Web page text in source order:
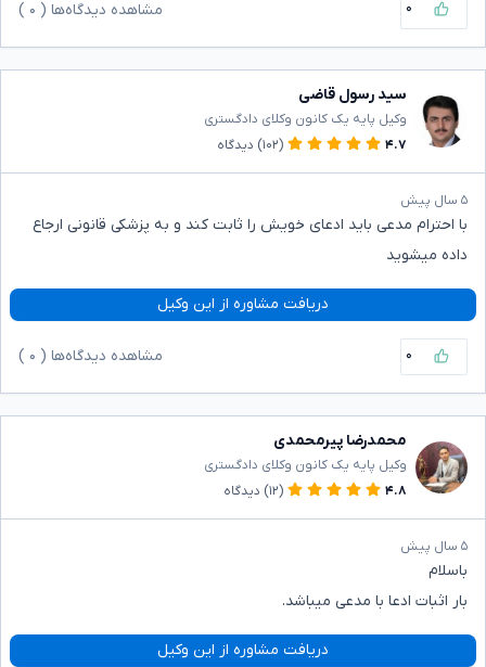
۰ مشاهده دیدگاه‌ها ( ۰
سید رسول قاضی
وکیل پایه یک کانون وکلای دادگستری
۴.۷
(۱۰۲) دیدگاه
۵ سال پیش
با احترام مدعی باید ادعای خویش را ثابت کند و به پزشکی قانونی ارجاع
داده میشوید
دریافت مشاوره از این وکیل
۰ مشاهده دیدگاه‌ها ( ۰
محمدرضا پیرمحمدی
وکیل پایه یک کانون وکلای دادگستری
۴.۸
(۱۲) دیدگاه
۵ سال پیش
باسلام
بار اثبات ادعا با مدعی میباشد.
دریافت مشاوره از این وکیل